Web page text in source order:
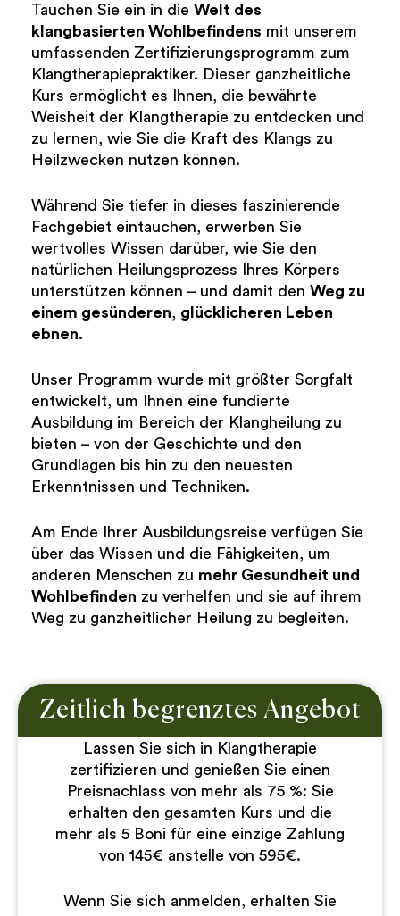
Tauchen Sie ein in die Welt des
klangbasierten Wohlbefindens mit unserem
umfassenden Zertifizierungsprogramm zum
Klangtherapiepraktiker. Dieser ganzheitliche
Kurs ermöglicht es Ihnen, die bewährte
Weisheit der Klangtherapie zu entdecken und
zu lernen, wie Sie die Kraft des Klangs zu
Heilzwecken nutzen können.
Während Sie tiefer in dieses faszinierende
Fachgebiet eintauchen, erwerben Sie
wertvolles Wissen darüber, wie Sie den
natürlichen Heilungsprozess Ihres Körpers
unterstützen können – und damit den Weg zu
einem gesünderen, glücklicheren Leben
ebnen.
Unser Programm wurde mit größter Sorgfalt
entwickelt, um Ihnen eine fundierte
Ausbildung im Bereich der Klangheilung zu
bieten – von der Geschichte und den
Grundlagen bis hin zu den neuesten
Erkenntnissen und Techniken.
Am Ende Ihrer Ausbildungsreise verfügen Sie
über das Wissen und die Fähigkeiten, um
anderen Menschen zu mehr Gesundheit und
Wohlbefinden zu verhelfen und sie auf ihrem
Weg zu ganzheitlicher Heilung zu begleiten.
Zeitlich begrenztes Angebot
Lassen Sie sich in Klangtherapie
zertifizieren und genießen Sie einen
Preisnachlass von mehr als 75 %: Sie
erhalten den gesamten Kurs und die
mehr als 5 Boni für eine einzige Zahlung
von 145€ anstelle von 595€.
Wenn Sie sich anmelden, erhalten Sie